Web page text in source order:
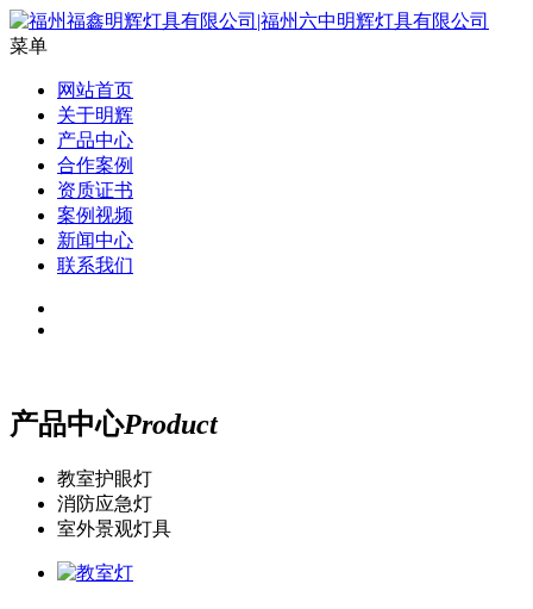
菜单
网站首页
关于明辉
产品中心
合作案例
资质证书
案例视频
新闻中心
联系我们
产品中心Product
教室护眼灯
消防应急灯
室外景观灯具